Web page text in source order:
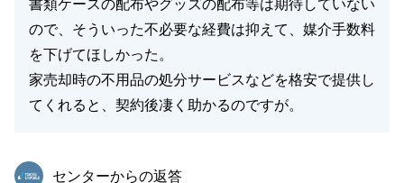
書類ケースの配布やグッズの配布等は期待していない
ので、そういった不必要な経費は抑えて、媒介手数料
を下げてほしかった。
家売却時の不用品の処分サービスなどを格安で提供し
てくれると、契約後凄く助かるのですが。
東急リバブル
センターからの返答